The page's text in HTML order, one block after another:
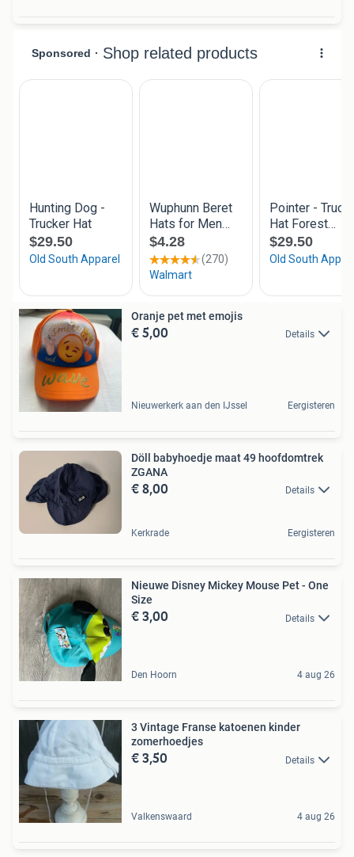
Oranje pet met emojis
€ 5,00 Details
Nieuwerkerk aan den IJssel Eergisteren
Döll babyhoedje maat 49 hoofdomtrek
ZGANA
€ 8,00 Details
Kerkrade Eergisteren
Nieuwe Disney Mickey Mouse Pet - One
Size
€ 3,00 Details
Den Hoorn 4 aug 26
3 Vintage Franse katoenen kinder
zomerhoedjes
€ 3,50 Details
Valkenswaard 4 aug 26